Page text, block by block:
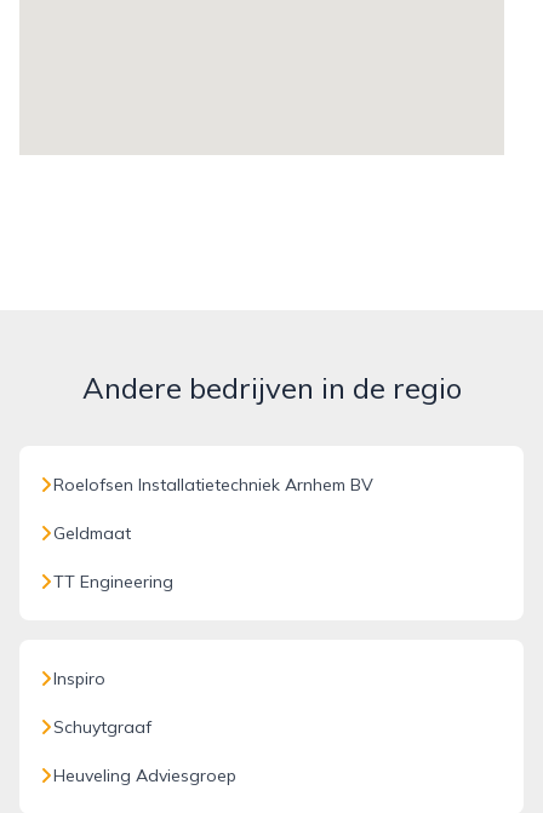
Andere bedrijven in de regio
Roelofsen Installatietechniek Arnhem BV
Geldmaat
TT Engineering
Inspiro
Schuytgraaf
Heuveling Adviesgroep